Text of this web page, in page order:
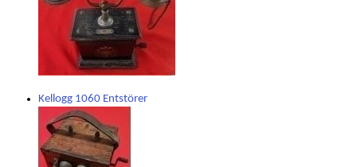
Kellogg 1060 Entstörer